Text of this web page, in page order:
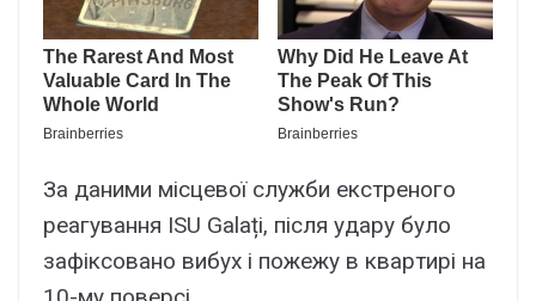
Зa дaними міcцeвої cлyжби eкcтpeного
peaгyвaння ISU Galați, піcля yдapy бyло
зaфікcовaно вибyx і пожeжy в квapтиpі нa